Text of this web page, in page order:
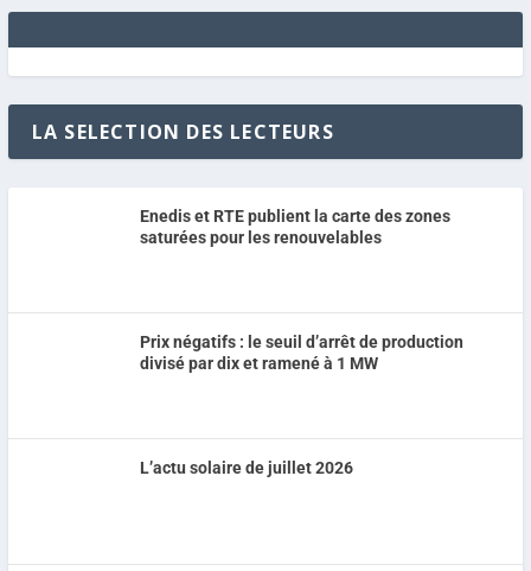
LA SELECTION DES LECTEURS
Enedis et RTE publient la carte des zones
saturées pour les renouvelables
Prix négatifs : le seuil d’arrêt de production
divisé par dix et ramené à 1 MW
L’actu solaire de juillet 2026